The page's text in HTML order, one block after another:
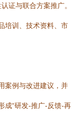
证与联合方案推广。
培训、技术资料、市
案例与改进建议，并
成“研发-推广-反馈-再